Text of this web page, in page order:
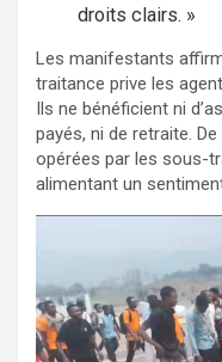
droits clairs. »
Les manifestants
traitance prive les
Ils ne bénéficient ni
payés, ni de retraite.
opérées par les sous-
alimentant un